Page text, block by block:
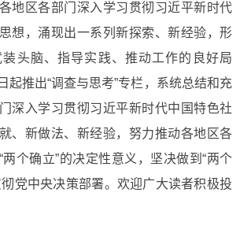
地区各部门深入学习贯彻习近平新时代
想，涌现出一系列新探索、新经验，形
头脑、指导实践、推动工作的良好局
起推出“调查与思考”专栏，系统总结和充
深入学习贯彻习近平新时代中国特色社
、新做法、新经验，努力推动各地区各
个确立”的决定性意义，坚决做到“两个
党中央决策部署。欢迎广大读者积极投